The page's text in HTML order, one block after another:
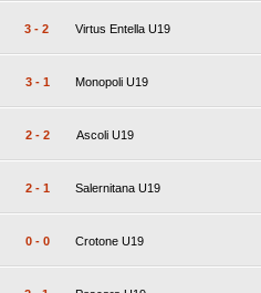
3 - 2 Virtus Entella U19
3 - 1 Monopoli U19
2 - 2 Ascoli U19
2 - 1 Salernitana U19
0 - 0 Crotone U19